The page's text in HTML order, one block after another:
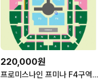
220,000원
프로미스나인 프미나 F4구역 1열